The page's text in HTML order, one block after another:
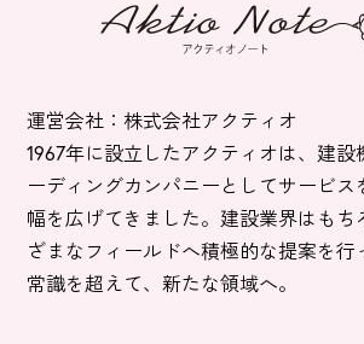
運営会社：株式会社アクティオ
1967年に設立したアクティオは、建設
ーディングカンパニーとしてサービス
幅を広げてきました。建設業界はもち
ざまなフィールドへ積極的な提案を行
常識を超えて、新たな領域へ。